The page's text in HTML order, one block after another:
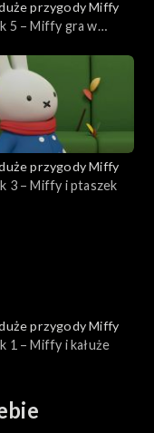
przygody Miffy
5 – Miffy gra w
przygody Miffy
3 – Miffy i ptaszek
przygody Miffy
1 – Miffy i kałuże